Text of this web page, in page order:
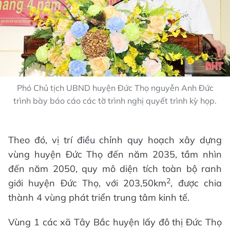
Phó Chủ tịch UBND huyện Đức Thọ nguyễn Anh Đức
trình bày báo cáo các tờ trình nghị quyết trình kỳ họp.
Theo đó, vị trí điều chỉnh quy hoạch xây dựng
vùng huyện Đức Thọ đến năm 2035, tầm nhìn
đến năm 2050, quy mô diện tích toàn bộ ranh
giới huyện Đức Thọ, với 203,50km2, được chia
thành 4 vùng phát triển trung tâm kinh tế.
Vùng 1 các xã Tây Bắc huyện lấy đô thị Đức Thọ